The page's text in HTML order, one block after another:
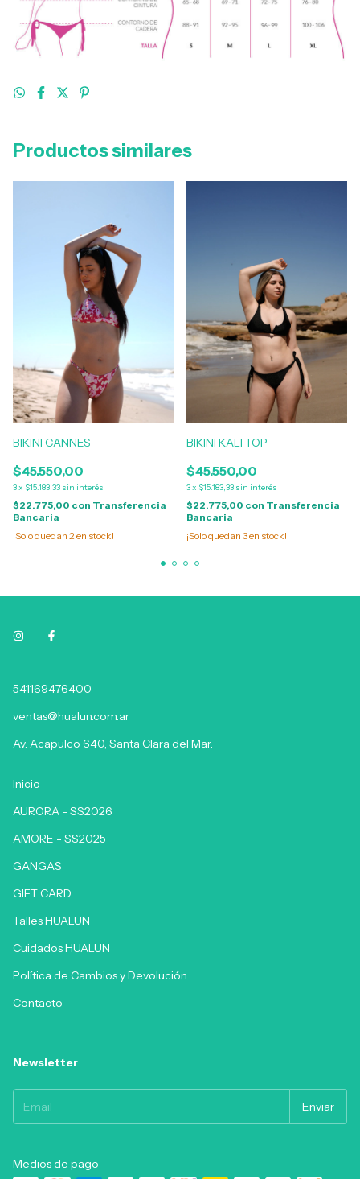
Productos similares
BIKINI CANNES
$45.550,00
3x $15.183,33 sin interés
$22.775,00 con Transferencia
Bancaria
¡Solo quedan 2en stock!
BIKINI KALI TOP
$45.550,00
3x $15.183,33 sin interés
$22.775,00 con Transferencia
Bancaria
¡Solo quedan 3en stock!
541169476400
ventas@hualun.com.ar
Av. Acapulco 640, Santa Clara del Mar.
Inicio
AURORA - SS2026
AMORE - SS2025
GANGAS
GIFT CARD
Talles HUALUN
Cuidados HUALUN
Política de Cambios y Devolución
Contacto
Newsletter
Medios de pago